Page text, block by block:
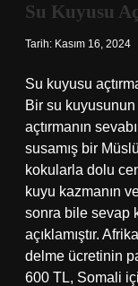
Su Kuyusu
Tarih: Kasım 16, 2024
Su kuyusu
Bir su
açtırmanın
susamış bir
kokularla dolu
kuyu kazmanın
sonra bile sevap
açıklamıştır.
delme ücretinin
600 TL, Somali